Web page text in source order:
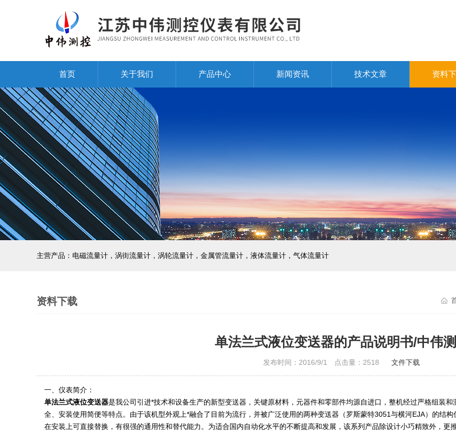
首页 关于我们 产品中心 新闻资讯 技术文章 资料
主营产品：电磁流量计，涡街流量计，涡轮流量计，金属管流量计，液体流量计，气体流量计
资料下载
单法兰式液位变送器的产品说明书/中伟
发布时间：2016/9/1 点击量： 2518 文件下载
一、仪表简介：
单法兰式液位变送器是我公司引进*技术和设备生产的新型变送器，关键原材料，元器件和零部件均源自进口，整机经过严格组装
全、安装使用简便等特点。由于该机型外观上*融合了目前为流行，并被广泛使用的两种变送器（罗斯蒙特3051与横河EJA）的结
在安装上可直接替换，有很强的通用性和替代能力。为适合国内自动化水平的不断提高和发展，该系列产品除设计小巧精致外，更